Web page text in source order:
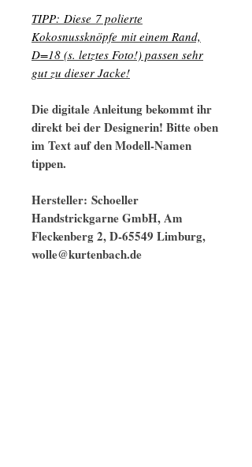
TIPP: Diese 7 polierte
Kokosnussknöpfe mit einem Rand,
D=18 (s. letztes Foto!) passen sehr
gut zu dieser Jacke!
Die digitale Anleitung bekommt ihr
direkt bei der Designerin! Bitte oben
im Text auf den Modell-Namen
tippen.
Hersteller: Schoeller
Handstrickgarne GmbH, Am
Fleckenberg 2, D-65549 Limburg,
wolle@kurtenbach.de